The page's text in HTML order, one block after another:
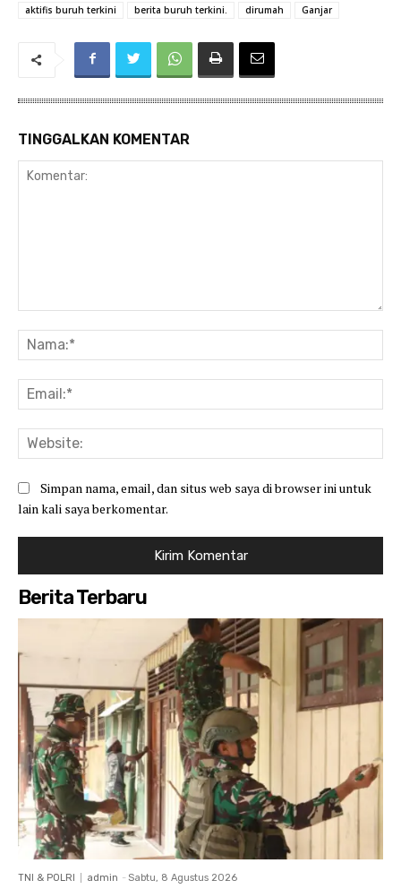
aktifis buruh terkini berita buruh terkini. dirumah Ganjar
TINGGALKAN KOMENTAR
Simpan nama, email, dan situs web saya di browser ini untuk
lain kali saya berkomentar.
Berita Terbaru
TNI & POLRI admin - Sabtu, 8 Agustus 2026